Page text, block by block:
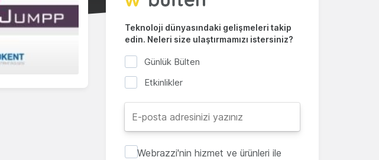
Teknoloji dünyasındaki gelişmeleri takip
edin. Neleri size ulaştırmamızı istersiniz?
Günlük Bülten
Etkinlikler
Webrazzi'nin hizmet ve ürünleri ile